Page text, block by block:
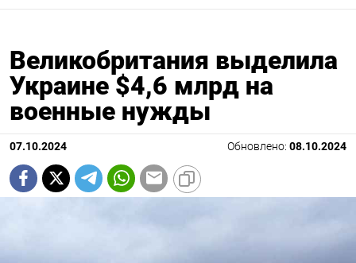
Великобритания выделила
Украине $4,6 млрд на
военные нужды
07.10.2024 Обновлено: 08.10.2024